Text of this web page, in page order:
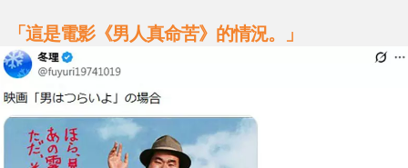
「這是電影《男人真命苦》的情況。」